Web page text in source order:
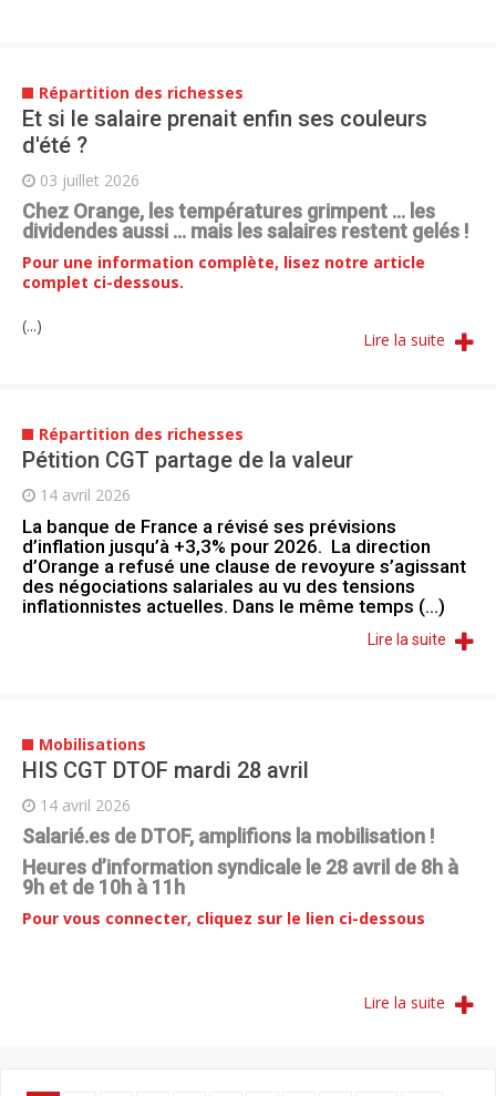
Répartition des richesses
Et si le salaire prenait enfin ses couleurs
d'été ?
03 juillet 2026
Chez Orange, les températures grimpent … les
dividendes aussi … mais les salaires restent gelés !
Pour une information complète, lisez notre article
complet ci-dessous.
(...)
Lire la suite
Répartition des richesses
Pétition CGT partage de la valeur
14 avril 2026
La banque de France a révisé ses prévisions
d’inflation jusqu’à +3,3% pour 2026. La direction
d’Orange a refusé une clause de revoyure s’agissant
des négociations salariales au vu des tensions
inflationnistes actuelles. Dans le même temps (...)
Lire la suite
Mobilisations
HIS CGT DTOF mardi 28 avril
14 avril 2026
Salarié.es de DTOF, amplifions la mobilisation !
Heures d’information syndicale le 28 avril de 8h à
9h et de 10h à 11h
Pour vous connecter, cliquez sur le lien ci-dessous
Lire la suite